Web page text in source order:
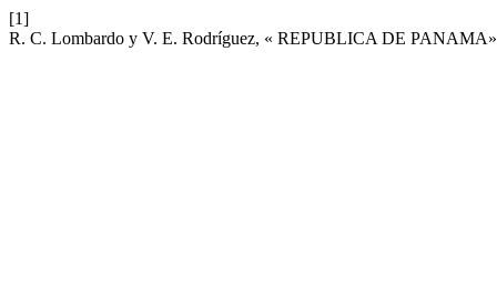
[1]
R. C. Lombardo y V. E. Rodríguez, « REPUBLICA DE